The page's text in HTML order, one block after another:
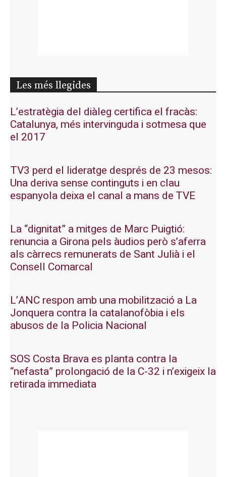
Les més llegides
L’estratègia del diàleg certifica el fracàs:
Catalunya, més intervinguda i sotmesa que
el 2017
TV3 perd el lideratge després de 23 mesos:
Una deriva sense continguts i en clau
espanyola deixa el canal a mans de TVE
La “dignitat” a mitges de Marc Puigtió:
renuncia a Girona pels àudios però s’aferra
als càrrecs remunerats de Sant Julià i el
Consell Comarcal
L’ANC respon amb una mobilització a La
Jonquera contra la catalanofòbia i els
abusos de la Policia Nacional
SOS Costa Brava es planta contra la
“nefasta” prolongació de la C-32 i n’exigeix la
retirada immediata